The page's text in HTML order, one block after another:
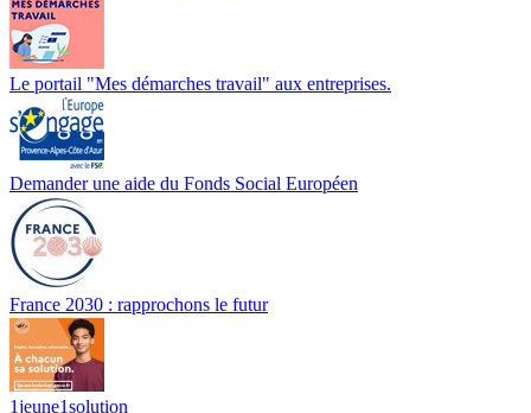
Le portail "Mes démarches travail" aux entreprises.
Demander une aide du Fonds Social Européen
France 2030 : rapprochons le futur
1jeune1solution